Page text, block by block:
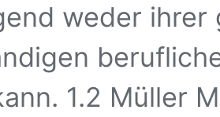
weder
1.2 Müller